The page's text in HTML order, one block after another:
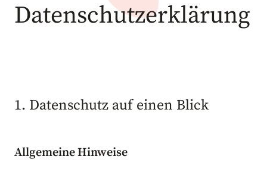
Datenschutz­erklärung
1. Datenschutz auf einen Blick
Allgemeine Hinweise